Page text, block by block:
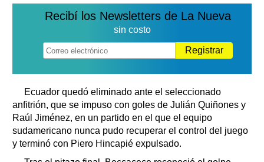
Recibí los Newsletters de La Nueva
sin costo
Registrar
Ecuador quedó eliminado ante el seleccionado
anfitrión, que se impuso con goles de Julián Quiñones y
Raúl Jiménez, en un partido en el que el equipo
sudamericano nunca pudo recuperar el control del juego
y terminó con Piero Hincapié expulsado.